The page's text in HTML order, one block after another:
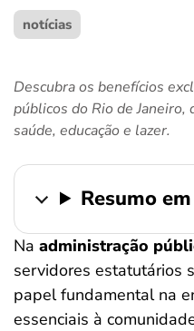
últimas notícias
ferramentas
notícias
Descubra os benefícios
públicos do Rio de
saúde, educação e lazer.
Resumo
Na administração
servidores estatutários
papel fundamental na
essenciais à